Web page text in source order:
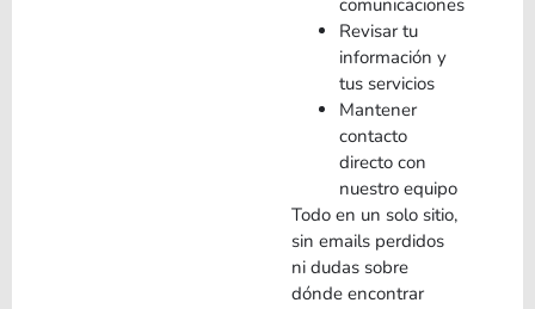
comunicaciones
Revisar tu
información y
tus servicios
Mantener
contacto
directo con
nuestro equipo
Todo en un solo sitio,
sin emails perdidos
ni dudas sobre
dónde encontrar